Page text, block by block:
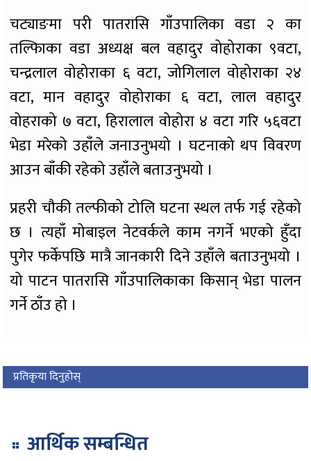
चट्याङमा परी पातरासि गाँउपालिका वडा २ का
तल्फिाका वडा अध्यक्ष बल वहादुर वोहोराका ९वटा,
चन्द्रलाल वोहोराका ६ वटा, जोगिलाल वोहोराका २४
वटा, मान वहादुर वोहोराका ६ वटा, लाल वहादुर
वोहराको ७ वटा, हिरालाल वोहोरा ४ वटा गरि ५६वटा
भेडा मरेको उहाँले जनाउनुभयो । घटनाको थप विवरण
आउन बाँकी रहेको उहाँले बताउनुभयो ।
प्रहरी चौकी तल्फीको टोलि घटना स्थल तर्फ गई रहेको
छ । त्यहाँ मोबाइल नेटवर्कले काम नगर्ने भएको हुँदा
पुगेर फर्केपछि मात्रै जानकारी दिने उहाँले बताउनुभयो ।
यो पाटन पातरासि गाँउपालिकाका किसान् भेडा पालन
गर्ने ठाँउ हो ।
प्रतिकृया दिनुहोस्
आर्थिक सम्बन्धित